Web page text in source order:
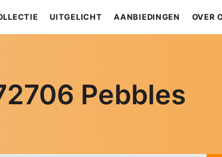
UITGELICHT AANBIEDINGEN OVER
Pebbles